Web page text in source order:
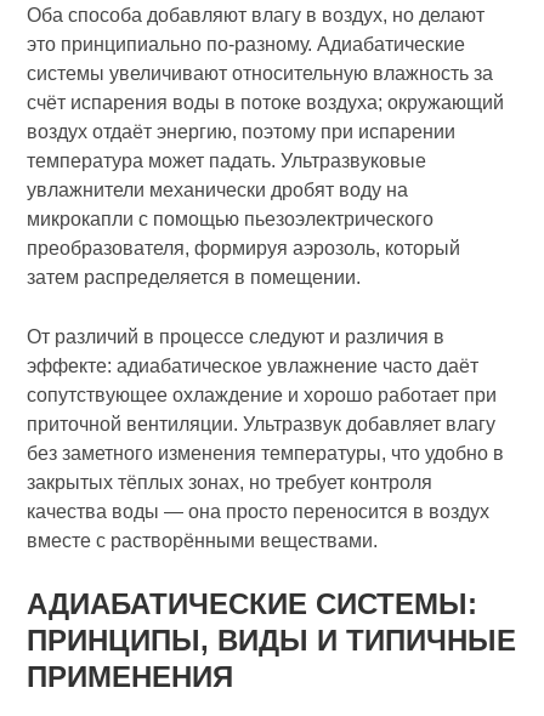
Оба способа добавляют влагу в воздух, но делают
это принципиально по-разному. Адиабатические
системы увеличивают относительную влажность за
счёт испарения воды в потоке воздуха; окружающий
воздух отдаёт энергию, поэтому при испарении
температура может падать. Ультразвуковые
увлажнители механически дробят воду на
микрокапли с помощью пьезоэлектрического
преобразователя, формируя аэрозоль, который
затем распределяется в помещении.
От различий в процессе следуют и различия в
эффекте: адиабатическое увлажнение часто даёт
сопутствующее охлаждение и хорошо работает при
приточной вентиляции. Ультразвук добавляет влагу
без заметного изменения температуры, что удобно в
закрытых тёплых зонах, но требует контроля
качества воды — она просто переносится в воздух
вместе с растворёнными веществами.
АДИАБАТИЧЕСКИЕ СИСТЕМЫ:
ПРИНЦИПЫ, ВИДЫ И ТИПИЧНЫЕ
ПРИМЕНЕНИЯ